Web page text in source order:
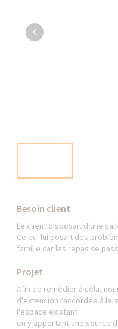
Besoin client
Le client disposait d'une
Ce qui lui posait des
famille car les repas se
Projet
Afin de remédier à cela,
d'extension raccordée à la
l'espace existant
en y apportant une source